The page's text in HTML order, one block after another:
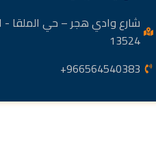
شارع وادي هجر – حي الملقا -
13524
966564540383+